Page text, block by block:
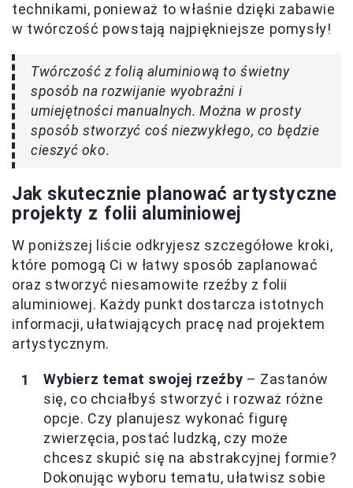
technikami, ponieważ to właśnie dzięki zabawie
w twórczość powstają najpiękniejsze pomysły!
Twórczość z folią aluminiową to świetny
sposób na rozwijanie wyobraźni i
umiejętności manualnych. Można w prosty
sposób stworzyć coś niezwykłego, co będzie
cieszyć oko.
Jak skutecznie planować artystyczne
projekty z folii aluminiowej
W poniższej liście odkryjesz szczegółowe kroki,
które pomogą Ci w łatwy sposób zaplanować
oraz stworzyć niesamowite rzeźby z folii
aluminiowej. Każdy punkt dostarcza istotnych
informacji, ułatwiających pracę nad projektem
artystycznym.
Wybierz temat swojej rzeźby – Zastanów
się, co chciałbyś stworzyć i rozważ różne
opcje. Czy planujesz wykonać figurę
zwierzęcia, postać ludzką, czy może
chcesz skupić się na abstrakcyjnej formie?
Dokonując wyboru tematu, ułatwisz sobie